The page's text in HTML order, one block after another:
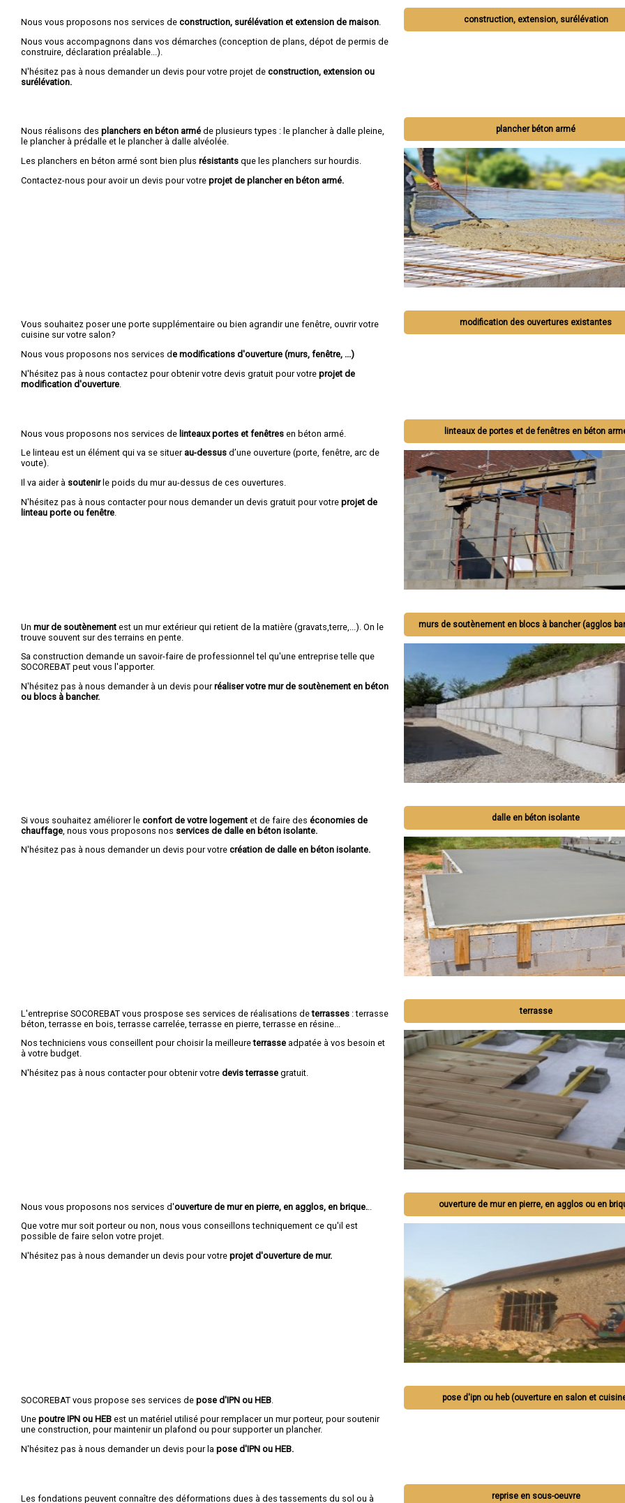
construction, extension, surélévation
Nous vous proposons nos services de construction, surélévation et extension de maison.
Nous vous accompagnons dans vos démarches (conception de plans, dépot de permis de
construire, déclaration préalable...).
N'hésitez pas à nous demander un devis pour votre projet de construction, extension ou
surélévation.
plancher béton armé
Nous réalisons des planchers en béton armé de plusieurs types : le plancher à dalle pleine,
le plancher à prédalle et le plancher à dalle alvéolée.
Les planchers en béton armé sont bien plus résistants que les planchers sur hourdis.
Contactez-nous pour avoir un devis pour votre projet de plancher en béton armé.
modification des ouvertures existantes
Vous souhaitez poser une porte supplémentaire ou bien agrandir une fenêtre, ouvrir votre
cuisine sur votre salon?
Nous vous proposons nos services de modifications d'ouverture (murs, fenêtre, ...)
N'hésitez pas à nous contactez pour obtenir votre devis gratuit pour votre projet de
modification d'ouverture
linteaux de portes et de fenêtres en béton
Nous vous proposons nos services de linteaux portes et fenêtres en béton armé.
Le linteau est un élément qui va se situer au-dessus d’une ouverture (porte, fenêtre, arc de
voute).
Il va aider à soutenirle poids du mur au-dessus de ces ouvertures.
N'hésitez pas à nous contacter pour nous demander un devis gratuit pour votre projet de
linteau porte ou fenêtre
murs de soutènement en blocs à bancher (agglos
Un mur de soutènement est un mur extérieur qui retient de la matière (gravats,terre,...). On le
trouve souvent sur des terrains en pente.
Sa construction demande un savoir-faire de professionnel tel qu'une entreprise telle que
SOCOREBAT peut vous l'apporter.
N'hésitez pas à nous demander à un devis pourréaliser votre mur de soutènement en béton
ou blocs à bancher.
dalle en béton isolante
Si vous souhaitez améliorer le confort de votre logement et de faire des économies de
chauffage , nous vous proposons nos services de dalle en béton isolante.
N'hésitez pas à nous demander un devis pour votre création de dalle en béton isolante.
terrasse
L'entreprise SOCOREBAT vous prospose ses services de réalisations deterrasses : terrasse
béton, terrasse en bois, terrasse carrelée, terrasse en pierre, terrasse en résine...
Nos techniciens vous conseillent pour choisir la meilleureterrasse adpatée à vos besoin et
à votre budget.
N'hésitez pas à nous contacter pour obtenir votre devis terrasse gratuit.
ouverture de mur en pierre, en agglos ou en
Nous vous proposons nos services d'ouverture de mur en pierre, en agglos, en brique.
Que votre mur soit porteur ou non, nous vous conseillons techniquement ce qu'il est
possible de faire selon votre projet.
N'hésitez pas à nous demander un devis pour votre projet d'ouverture de mur.
pose d'ipn ou heb (ouverture en salon et
SOCOREBAT vous propose ses services de pose d'IPN ou HEB
Une poutre IPN ou HEB est un matériel utilisé pour remplacer un mur porteur, pour soutenir
une construction, pour maintenir un plafond ou pour supporter un plancher.
N'hésitez pas à nous demander un devis pour la pose d'IPN ou HEB.
reprise en sous-oeuvre
Les fondations peuvent connaître des déformations dues à des tassements du sol ou à